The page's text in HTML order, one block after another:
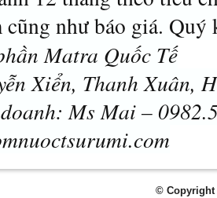
cũng như báo giá.
Matra Quốc Tế
Xiển, Thanh Xuân,
Ms Mai –
© Copyright